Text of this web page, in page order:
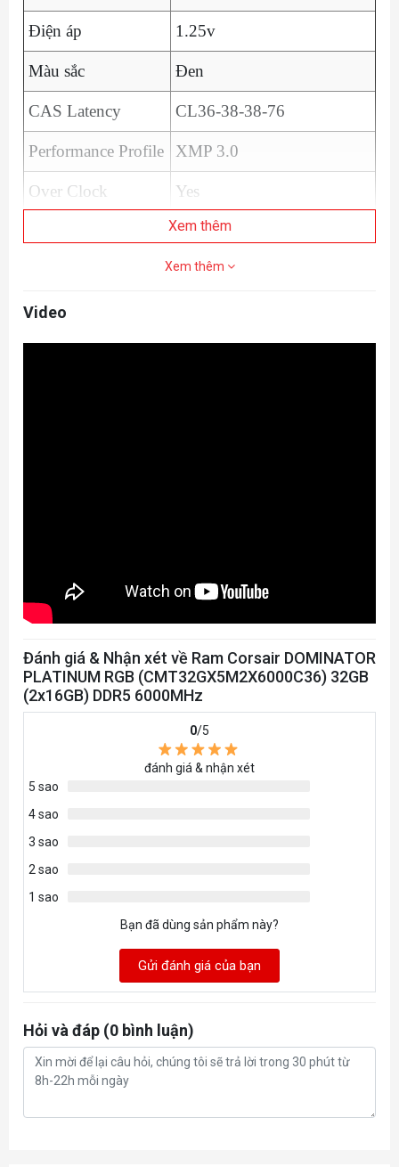
Điện áp 1.25v
Màu sắc Đen
CAS Latency CL36-38-38-76
Performance Profile XMP 3.0
Over Clock Yes
Xem thêm
Xem thêm
Video
Đánh giá & Nhận xét về Ram Corsair DOMINATOR
PLATINUM RGB (CMT32GX5M2X6000C36) 32GB
(2x16GB) DDR5 6000MHz
0/5
đánh giá & nhận xét
5 sao
4 sao
3 sao
2 sao
1 sao
Bạn đã dùng sản phẩm này?
Gửi đánh giá của bạn
Hỏi và đáp (0 bình luận)